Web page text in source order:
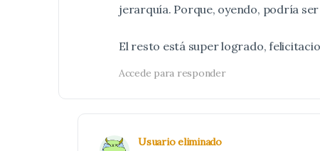
jerarquía. Porque, oyendo, podría
El resto está super logrado,
Accede para responder
Usuario eliminado